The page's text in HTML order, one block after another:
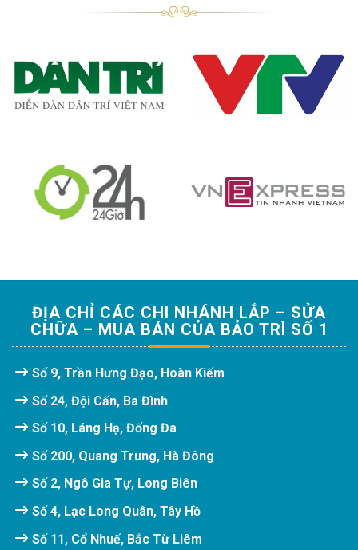
ĐỊA CHỈ CÁC CHI NHÁNH LẮP – SỬA
CHỮA – MUA BÁN CỦA BẢO TRÌ SỐ 1
Số 9, Trần Hưng Đạo, Hoàn Kiếm
Số 24, Đội Cấn, Ba Đình
Số 10, Láng Hạ, Đống Đa
Số 200, Quang Trung, Hà Đông
Số 2, Ngô Gia Tự, Long Biên
Số 4, Lạc Long Quân, Tây Hồ
Số 11, Cổ Nhuế, Bắc Từ Liêm